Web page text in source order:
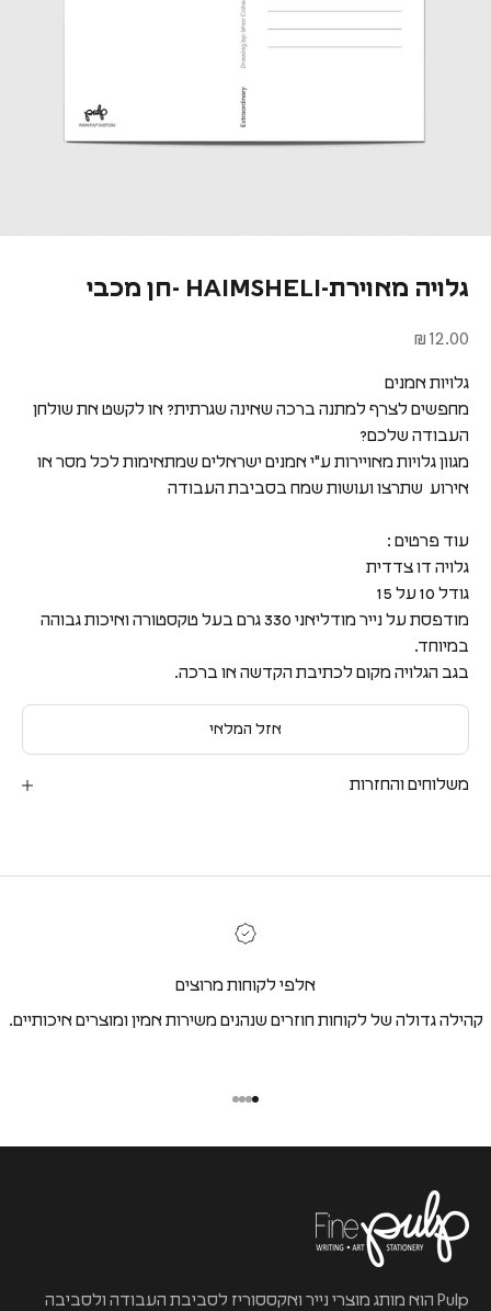
גלויה מאוירת-HAIMSHELI -חן מכבי
מחיר מבצע
12.00 ₪
גלויות אמנים
מחפשים לצרף למתנה ברכה שאינה שגרתית? או לקשט את שולחן
העבודה שלכם?
מגוון גלויות מאויירות ע"י אמנים ישראלים שמתאימות לכל מסר או
אירוע שתרצו ועושות שמח בסביבת העבודה
עוד פרטים :
גלויה דו צדדית
גודל 10 על 15
מודפסת על נייר מודליאני 330 גרם בעל טקסטורה ואיכות גבוהה
במיוחד.
בגב הגלויה מקום לכתיבת הקדשה או ברכה.
אזל המלאי
משלוחים והחזרות
אלפי לקוחות מרוצים
קהילה גדולה של לקוחות חוזרים שנהנים משירות אמין ומוצרים איכותיים.
Pulp הוא מותג מוצרי נייר ואקססוריז לסביבת העבודה ולסביבה